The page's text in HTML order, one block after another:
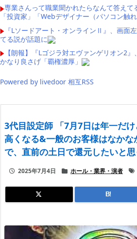
専業さんって職業聞かれたらなんて答えて
「投資家」「Webデザイナー（パソコン触れ
『Lソードアート・オンラインⅡ』、画面
てる説が話題に
【朗報】『Lゴジラ対エヴァンゲリオン2
かなり良さげ「覇権濃厚」
Powered by livedoor 相互RSS
3代目設定師 「7月7日は年一だ
高くなる&一般のお客様はなか
で、直前の土日で還元したいと思
2025年7月4日 ホール・業界・演者
B!